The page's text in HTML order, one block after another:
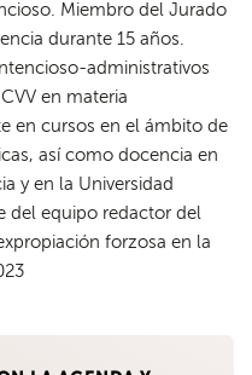
Miembro del Jurado
durante 15 años.
administrativos
en materia
en cursos en el ámbito de
así como docencia en
y en la Universidad
del equipo redactor del
forzosa en la